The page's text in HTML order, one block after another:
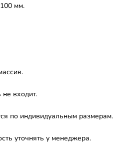
мм.
не входит.
по индивидуальным размерам.
уточнять у менеджера.